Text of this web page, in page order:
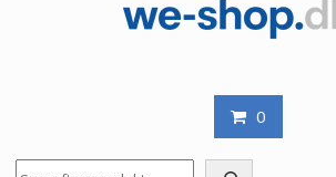
0